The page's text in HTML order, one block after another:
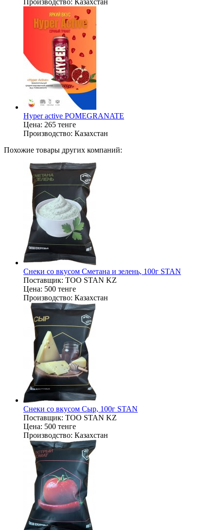
Производство: Казахстан
Hyper active POMEGRANATE
Цена: 265 тенге
Производство: Казахстан
Похожие товары других компаний:
Снеки со вкусом Сметана и зелень, 100г STAN
Поставщик: ТОО STAN KZ
Цена: 500 тенге
Производство: Казахстан
Снеки со вкусом Сыр, 100г STAN
Поставщик: ТОО STAN KZ
Цена: 500 тенге
Производство: Казахстан